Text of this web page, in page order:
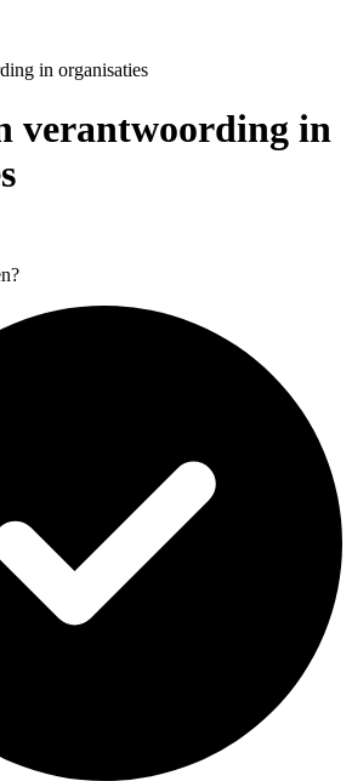
in organisaties
verantwoording in